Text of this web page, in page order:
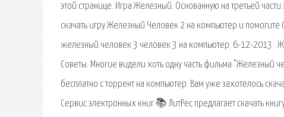
этой странице. Игра Железный. Основанную на третьей
скачать игру Железный Человек 2 на компьютер и
железный человек 3 человек 3 на компьютер. 6-12-2013 ·
Советы. Многие видели хоть одну часть фильма "Железный
бесплатно c торрент на компьютер. Вам уже захотелось
Сервис электронных книг 📚 ЛитРес предлагает скачать